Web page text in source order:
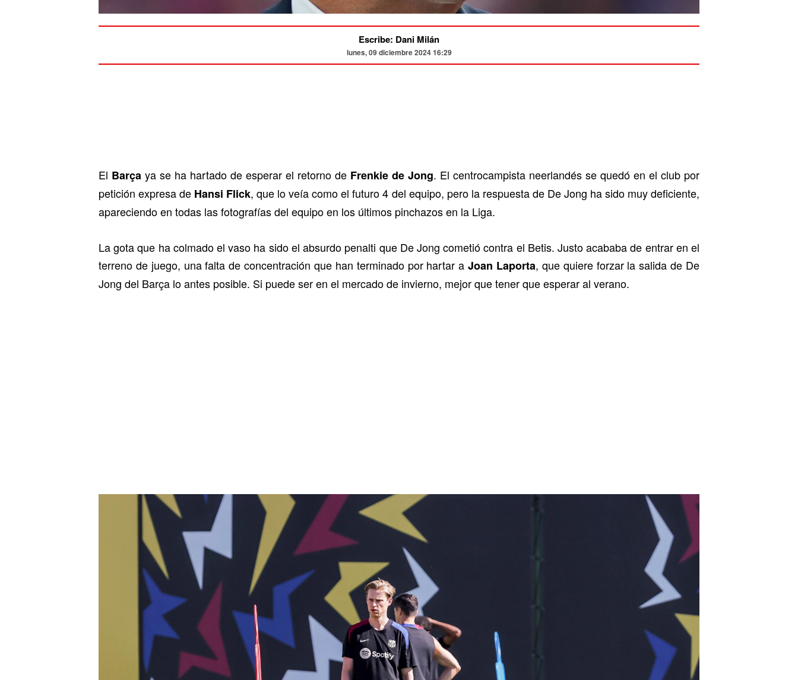
Escribe: Dani Milán
lunes, 09 diciembre 2024 16:29
El Barça ya se ha hartado de esperar el retorno de Frenkie de Jong. El centrocampista neerlandés se quedó en el club por
petición expresa de Hansi Flick, que lo veía como el futuro 4 del equipo, pero la respuesta de De Jong ha sido muy deficiente,
apareciendo en todas las fotografías del equipo en los últimos pinchazos en la Liga.
La gota que ha colmado el vaso ha sido el absurdo penalti que De Jong cometió contra el Betis. Justo acababa de entrar en el
terreno de juego, una falta de concentración que han terminado por hartar aJoan Laporta, que quiere forzar la salida de De
Jong del Barça lo antes posible. Si puede ser en el mercado de invierno, mejor que tener que esperar al verano.